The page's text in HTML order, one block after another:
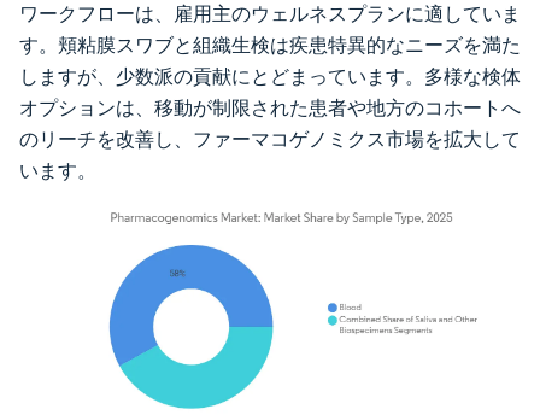
ワークフローは、雇用主のウェルネスプランに適していま
す。頬粘膜スワブと組織生検は疾患特異的なニーズを満た
しますが、少数派の貢献にとどまっています。多様な検体
オプションは、移動が制限された患者や地方のコホートへ
のリーチを改善し、ファーマコゲノミクス市場を拡大して
います。